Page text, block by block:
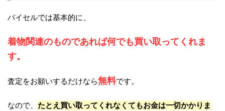
バイセルでは基本的に、
着物関連のものであれば何でも買い取ってくれま
す。
査定をお願いするだけなら無料です。
なので、 たとえ買い取ってくれなくてもお金は一切かかりま